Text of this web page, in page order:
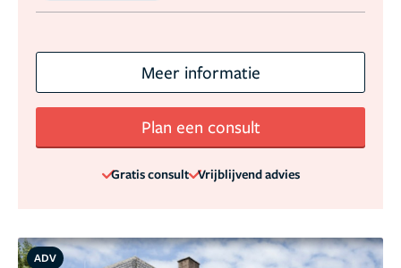
Meer informatie
Plan een consult
Gratis consult Vrijblijvend advies
ADV